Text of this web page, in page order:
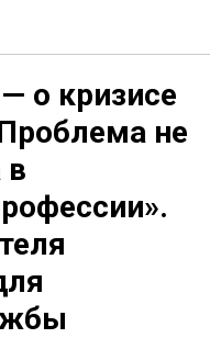
о кризисе
не
в